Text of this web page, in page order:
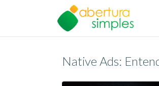
Native Ads: